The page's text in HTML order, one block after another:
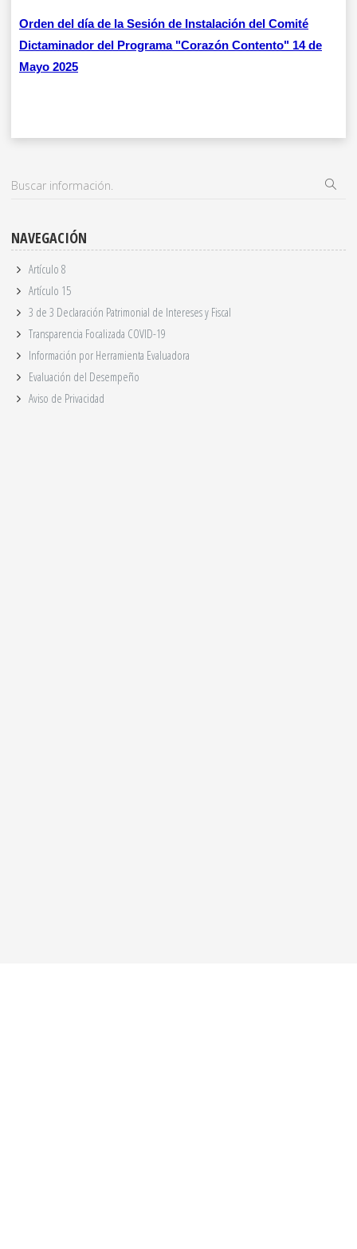
Orden del día de la Sesión de Instalación del Comité
Dictaminador del Programa "Corazón Contento" 14 de
Mayo 2025
NAVEGACIÓN
Artículo 8
Artículo 15
3 de 3 Declaración Patrimonial de Intereses y Fiscal
Transparencia Focalizada COVID-19
Información por Herramienta Evaluadora
Evaluación del Desempeño
Aviso de Privacidad